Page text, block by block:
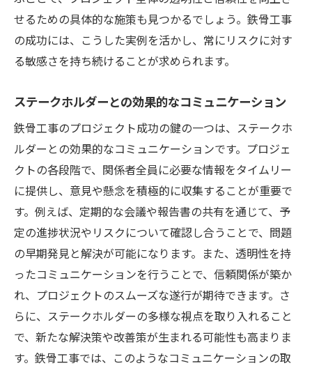
せるための具体的な施策も見つかるでしょう。鉄骨工事
の成功には、こうした実例を活かし、常にリスクに対す
る敏感さを持ち続けることが求められます。
ステークホルダーとの効果的なコミュニケーション
鉄骨工事のプロジェクト成功の鍵の一つは、ステークホ
ルダーとの効果的なコミュニケーションです。プロジェ
クトの各段階で、関係者全員に必要な情報をタイムリー
に提供し、意見や懸念を積極的に収集することが重要で
す。例えば、定期的な会議や報告書の共有を通じて、予
定の進捗状況やリスクについて確認し合うことで、問題
の早期発見と解決が可能になります。また、透明性を持
ったコミュニケーションを行うことで、信頼関係が築か
れ、プロジェクトのスムーズな遂行が期待できます。さ
らに、ステークホルダーの多様な視点を取り入れること
で、新たな解決策や改善策が生まれる可能性も高まりま
す。鉄骨工事では、このようなコミュニケーションの取